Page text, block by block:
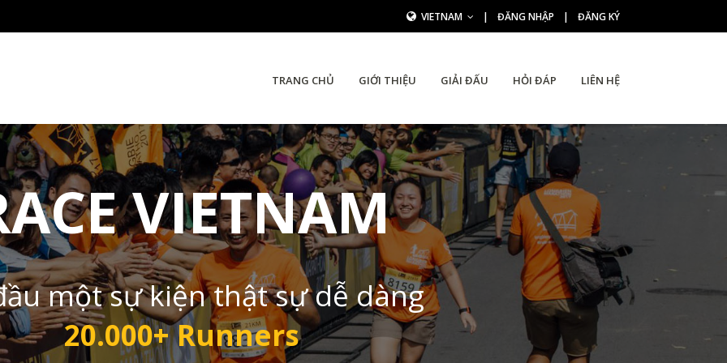
VIETNAM | ĐĂNG NHẬP | ĐĂNG KÝ
TRANG CHỦ GIỚI THIỆU GIẢI ĐẤU HỎI ĐÁP LIÊN HỆ
VIETNAM
một sự kiện thật sự dễ dàng
20.000+ Runners